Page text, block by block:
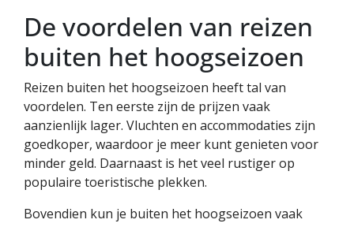
De voordelen van reizen
buiten het hoogseizoen
Reizen buiten het hoogseizoen heeft tal van
voordelen. Ten eerste zijn de prijzen vaak
aanzienlijk lager. Vluchten en accommodaties zijn
goedkoper, waardoor je meer kunt genieten voor
minder geld. Daarnaast is het veel rustiger op
populaire toeristische plekken.
Bovendien kun je buiten het hoogseizoen vaak